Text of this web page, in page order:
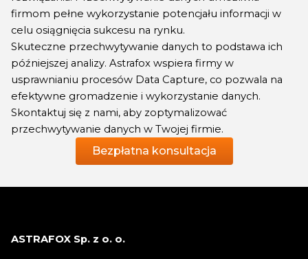
firmom pełne wykorzystanie potencjału informacji w
celu osiągnięcia sukcesu na rynku.
Skuteczne przechwytywanie danych to podstawa ich
późniejszej analizy. Astrafox wspiera firmy w
usprawnianiu procesów Data Capture, co pozwala na
efektywne gromadzenie i wykorzystanie danych.
Skontaktuj się z nami, aby zoptymalizować
przechwytywanie danych w Twojej firmie.
Bezpłatna konsultacja
ASTRAFOX Sp. z o. o.